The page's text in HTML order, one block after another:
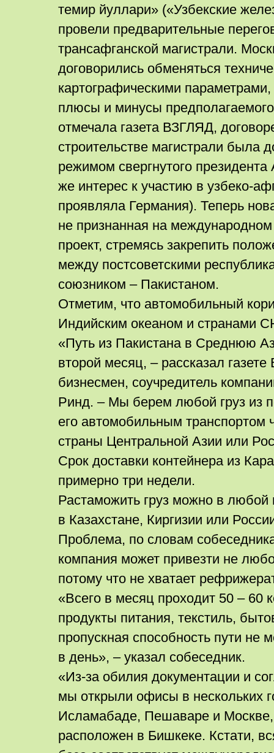
темир йуллари» («Узбекские
провели предварительные
трансафганской магистрали.
договорились обменяться
картографическими параметрами,
плюсы и минусы
отмечала газета ВЗГЛЯД,
строительстве магистрали была
режимом свергнутого
же интерес к участию в узбеко-
проявляла Германия). Теперь
не признанная на
проект, стремясь закрепить
между постсоветскими
союзником – Пакистаном.
Отметим, что автомобильный
Индийским океаном и странами
«Путь из Пакистана в Среднюю
второй месяц, – рассказал
бизнесмен, соучредитель
Ринд. – Мы берем любой груз из
его автомобильным транспортом
страны Центральной Азии или
Срок доставки контейнера из
примерно три недели.
Растаможить груз можно в любой
в Казахстане, Киргизии или
Проблема, по словам
компания может привезти не
потому что не хватает
«Всего в месяц проходит 50 ­– 60
продукты питания, текстиль,
пропускная способность пути не
в день», – указал собеседник.
«Из-за обилия документации и
мы открыли офисы в нескольких
Исламабаде, Пешаваре и
расположен в Бишкеке. Кстати,